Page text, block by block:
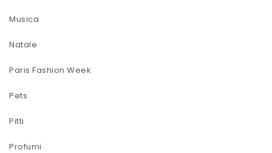
Musica
Natale
Paris Fashion Week
Pets
Pitti
Profumi